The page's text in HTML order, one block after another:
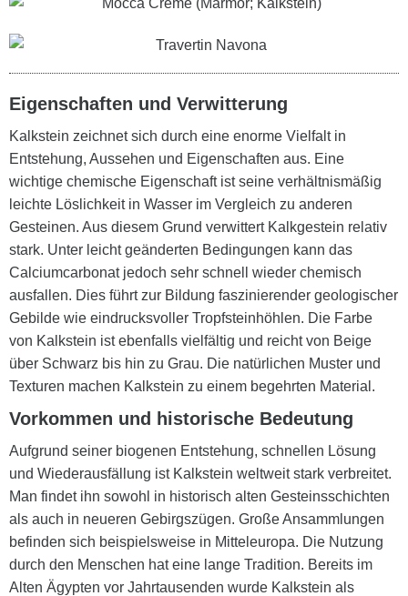
Eigenschaften und Verwitterung
Kalkstein zeichnet sich durch eine enorme Vielfalt in
Entstehung, Aussehen und Eigenschaften aus. Eine
wichtige chemische Eigenschaft ist seine verhältnismäßig
leichte Löslichkeit in Wasser im Vergleich zu anderen
Gesteinen. Aus diesem Grund verwittert Kalkgestein relativ
stark. Unter leicht geänderten Bedingungen kann das
Calciumcarbonat jedoch sehr schnell wieder chemisch
ausfallen. Dies führt zur Bildung faszinierender geologischer
Gebilde wie eindrucksvoller Tropfsteinhöhlen. Die Farbe
von Kalkstein ist ebenfalls vielfältig und reicht von Beige
über Schwarz bis hin zu Grau. Die natürlichen Muster und
Texturen machen Kalkstein zu einem begehrten Material.
Vorkommen und historische Bedeutung
Aufgrund seiner biogenen Entstehung, schnellen Lösung
und Wiederausfällung ist Kalkstein weltweit stark verbreitet.
Man findet ihn sowohl in historisch alten Gesteinsschichten
als auch in neueren Gebirgszügen. Große Ansammlungen
befinden sich beispielsweise in Mitteleuropa. Die Nutzung
durch den Menschen hat eine lange Tradition. Bereits im
Alten Ägypten vor Jahrtausenden wurde Kalkstein als